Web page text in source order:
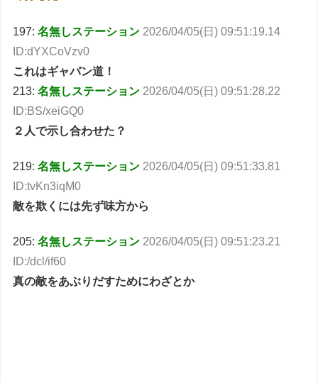
197:名無しステーション 2026/04/05(日) 09:51:19.14
ID:dYXCoVzv0
これはギャバン道！
213:名無しステーション 2026/04/05(日) 09:51:28.22
ID:BS/xeiGQ0
２人で示し合わせた？
219:名無しステーション 2026/04/05(日) 09:51:33.81
ID:tvKn3iqM0
敵を欺くには先ず味方から
205:名無しステーション 2026/04/05(日) 09:51:23.21
ID:/dcl/if60
真の敵をあぶりだすためにわざとか